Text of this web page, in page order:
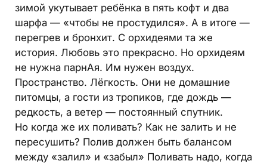
зимой укутывает ребёнка в пять кофт и два
шарфа — «чтобы не простудился». А в итоге —
перегрев и бронхит. С орхидеями та же
история. Любовь это прекрасно. Но орхидеям
не нужна парнАя. Им нужен воздух.
Пространство. Лёгкость. Они не домашние
питомцы, а гости из тропиков, где дождь —
редкость, а ветер — постоянный спутник.
Но когда же их поливать? Как не залить и не
пересушить? Полив должен быть балансом
между «залил» и «забыл» Поливать надо, когда